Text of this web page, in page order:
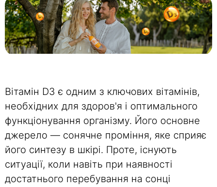
Вітамін D3 є одним з ключових вітамінів,
необхідних для здоров'я і оптимального
функціонування організму. Його основне
джерело — сонячне проміння, яке сприяє
його синтезу в шкірі. Проте, існують
ситуації, коли навіть при наявності
достатнього перебування на сонці